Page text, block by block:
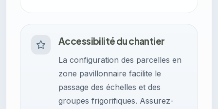
Accessibilité du chantier
La configuration des parcelles en
zone pavillonnaire facilite le
passage des échelles et des
groupes frigorifiques. Assurez-